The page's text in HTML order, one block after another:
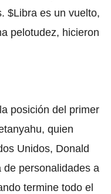
$Libra es un vuelto,
pelotudez, hicieron
posición del primer
quien
Unidos, Donald
personalidades a
termine todo el